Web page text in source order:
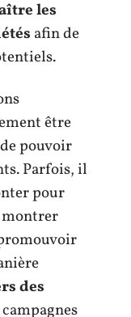
les
afin de
être
pouvoir
Parfois, il
pour
montrer
des